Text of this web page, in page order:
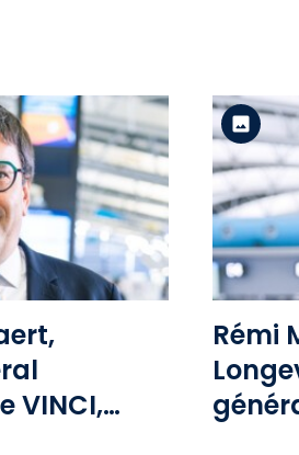
standard
VINCI,
Rémi